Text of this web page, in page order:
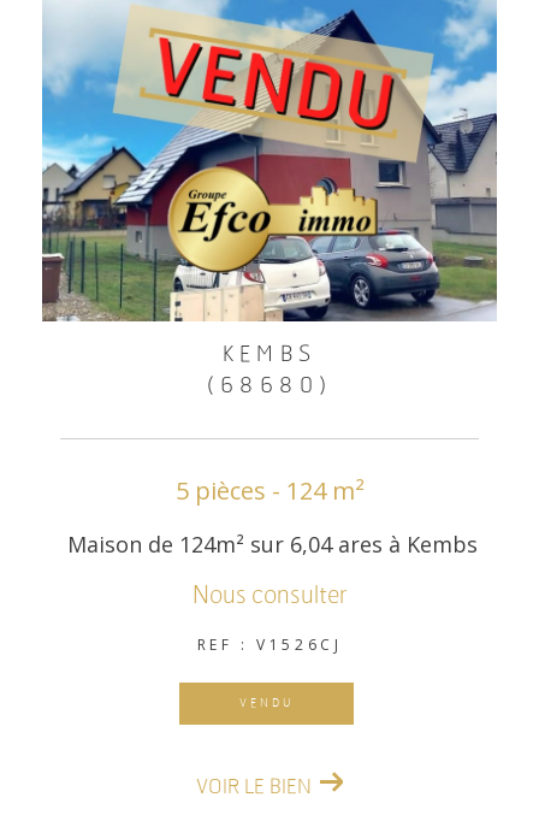
KEMBS
(68680)
5 pièces - 124 m²
Maison de 124m² sur 6,04 ares à Kembs
Nous consulter
REF : V1526CJ
VENDU
VOIR LE BIEN